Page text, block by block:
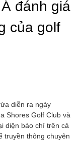
đánh giá
của golf
diễn ra ngày
Shores Golf Club và
diện báo chí trên cả
truyền thông chuyên